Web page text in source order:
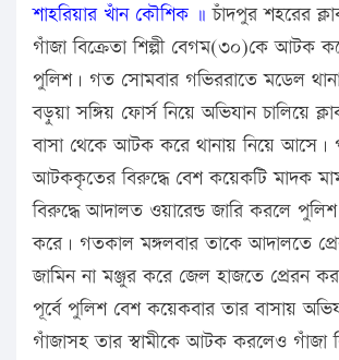
শাহরিয়ার খাঁন কৌশিক ॥ চাঁদপুর শহরের
গাঁজা বিক্রেতা শিল্পী বেগম(৩০)কে আটক
পুলিশ। গত সোমবার গভিররাতে মডেল
বড়ুয়া সঙ্গিয় ফোর্স নিয়ে অভিযান চালিয়ে
বাসা থেকে আটক করে থানায় নিয়ে আসে।
আটককৃতের বিরুদ্ধে বেশ কয়েকটি মাদক
বিরুদ্ধে আদালত ওয়ারেন্ড জারি করলে
করে। গতকাল মঙ্গলবার তাকে আদালতে
জামিন না মঞ্জুর করে জেল হাজতে প্রেরন
পূর্বে পুলিশ বেশ কয়েকবার তার বাসায়
গাঁজাসহ তার স্বামীকে আটক করলেও গাঁজা